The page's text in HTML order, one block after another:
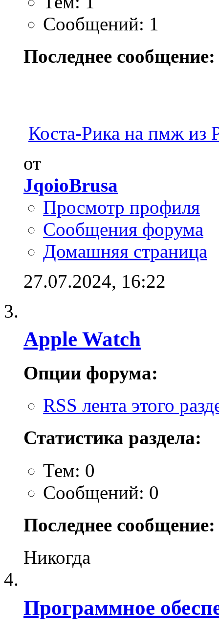
Сообщений: 1
Последнее сообщение:
Коста-Рика на пмж из
от
JqoioBrusa
Просмотр профиля
Сообщения форума
Домашняя страница
27.07.2024, 16:22
Apple Watch
Опции форума:
RSS лента этого
Статистика раздела:
Тем: 0
Сообщений: 0
Последнее сообщение:
Никогда
Программное